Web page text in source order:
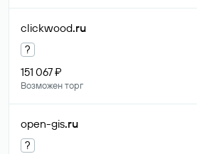
clickwood.ru
?
151 067 ₽
Возможен торг
open-gis.ru
?